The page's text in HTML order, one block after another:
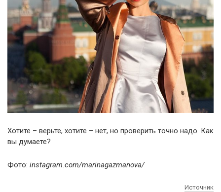
Хотите – верьте, хотите – нет, но проверить точно надо. Как
вы думаете?
Фото: instagram.com/marinagazmanova/
Источник